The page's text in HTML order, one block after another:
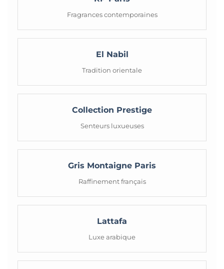
Fragrances contemporaines
El Nabil
Tradition orientale
Collection Prestige
Senteurs luxueuses
Gris Montaigne Paris
Raffinement français
Lattafa
Luxe arabique